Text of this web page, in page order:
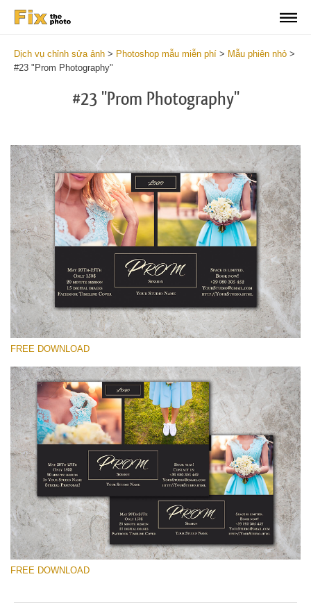
Dịch vụ chỉnh sửa ảnh > Photoshop mẫu miễn phí > Mẫu phiên nhỏ >
#23 "Prom Photography"
#23 "Prom Photography"
Xin hãy lựa chọn
Free Mini Session Template #23
Wedding Photography Templates
Tải xuống miễn phí
FREE DOWNLOAD
FREE DOWNLOAD